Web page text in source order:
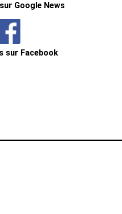
Google News
sur Facebook